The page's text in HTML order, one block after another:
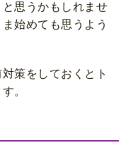
思うかもしれませ
始めても思うよう
策をしておくとト
。